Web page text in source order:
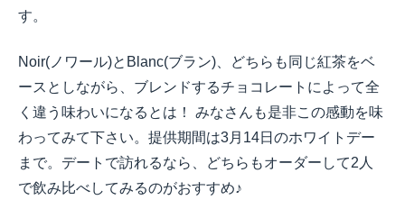
す。
Noir(ノワール)と Blanc(ブラン)、どちらも同じ紅茶をベ
ースとしながら、ブレンドするチョコレートによって全
く違う味わいになるとは！ みなさんも是非この感動を味
わってみて下さい。提供期間は3月 14日のホワイトデー
まで。デートで訪れるなら、どちらもオーダーして2人
で飲み比べしてみるのがおすすめ♪